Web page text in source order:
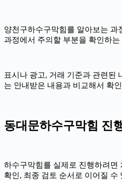
양천구하수구막힘를 알아보는 과
과정에서 주의할 부분을 확인하
표시나 광고, 거래 기준과 관련된
는 안내받은 내용과 비교해서 확
동대문하수구막힘 진
하수구막힘를 실제로 진행하려면
확인, 최종 검토 순서로 이어질